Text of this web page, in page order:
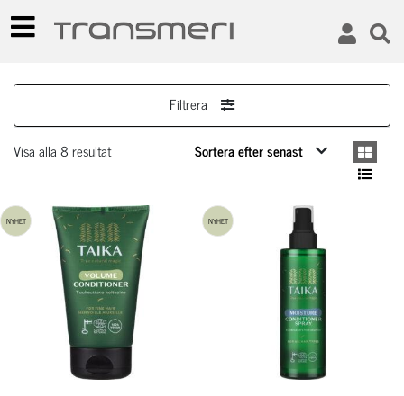
Filtrera
Visa alla 8 resultat
NYHET NYHET